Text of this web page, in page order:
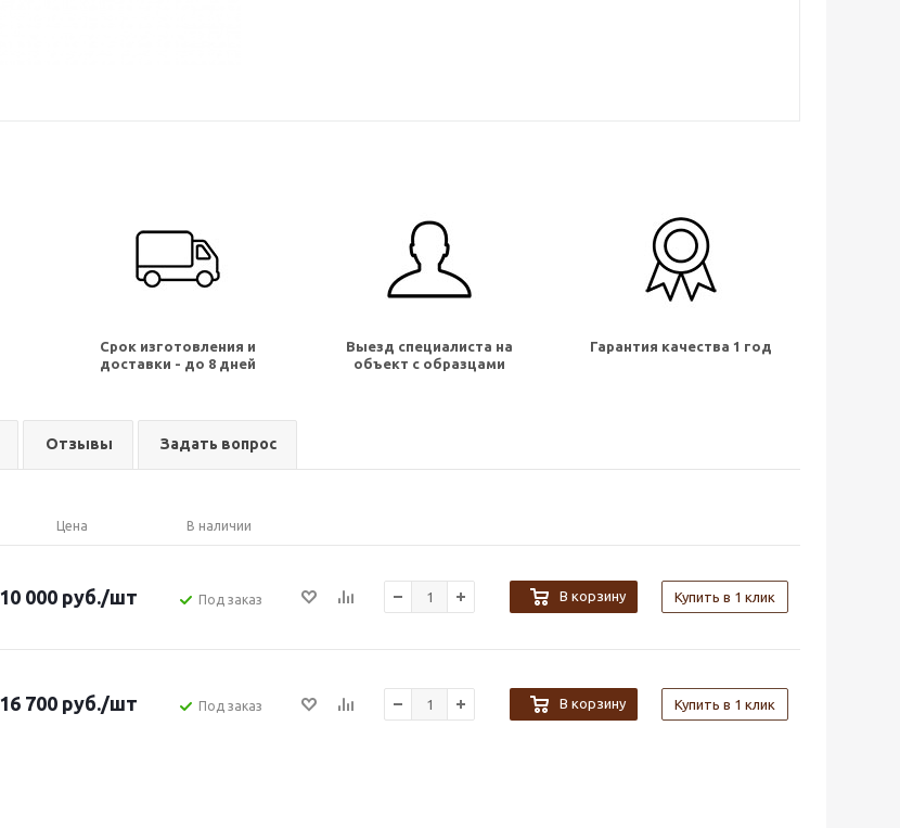
Срок изготовления и
доставки - до 8 дней
Выезд специалиста на
объект с образцами
Гарантия качества 1 год
Отзывы Задать вопрос
Цена В наличии
10 000 руб./шт Под заказ В корзину Купить в 1 клик
16 700 руб./шт Под заказ В корзину Купить в 1 клик